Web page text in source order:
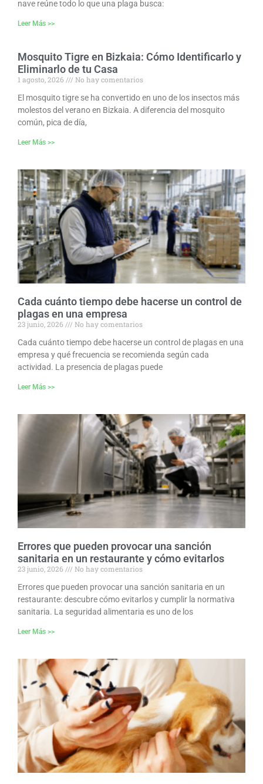
nave reúne todo lo que una plaga busca:
Leer Más >>
Mosquito Tigre en Bizkaia: Cómo Identificarlo y
Eliminarlo de tu Casa
1 agosto, 2026
No hay comentarios
El mosquito tigre se ha convertido en uno de los insectos más
molestos del verano en Bizkaia. A diferencia del mosquito
común, pica de día,
Leer Más >>
Cada cuánto tiempo debe hacerse un control de
plagas en una empresa
23 junio, 2026
No hay comentarios
Cada cuánto tiempo debe hacerse un control de plagas en una
empresa y qué frecuencia se recomienda según cada
actividad. La presencia de plagas puede
Leer Más >>
Errores que pueden provocar una sanción
sanitaria en un restaurante y cómo evitarlos
23 junio, 2026
No hay comentarios
Errores que pueden provocar una sanción sanitaria en un
restaurante: descubre cómo evitarlos y cumplir la normativa
sanitaria. La seguridad alimentaria es uno de los
Leer Más >>